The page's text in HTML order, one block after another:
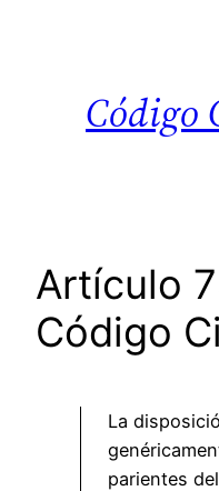
Código
Artículo
Código
La
parientes